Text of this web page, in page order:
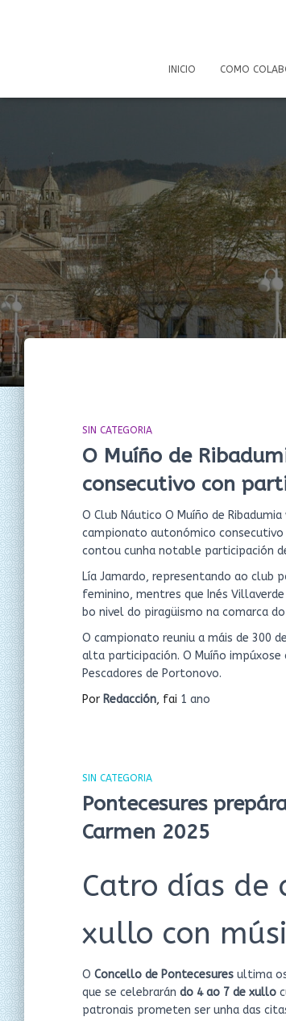
INICIO COMO
SIN CATEGORIA
O Muíño de
consecutivo con
O Club Náutico O Muíño de
campionato autonómico consecutivo
contou cunha notable participación
Lía Jamardo, representando ao club
feminino, mentres que Inés
bo nivel do piragüismo na comarca do
O campionato reuniu a máis de 300
alta participación. O Muíño impúxose
Pescadores de Portonovo.
Por Redacción, fai 1 ano
SIN CATEGORIA
Pontecesures
Carmen 2025
Catro días de
xullo con
O Concello de Pontecesures ultima
que se celebrarán do 4 ao 7 de xullo
patronais prometen ser unha das